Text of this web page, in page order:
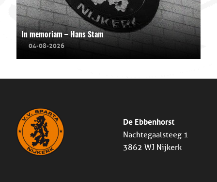
In memoriam – Hans Stam
04-08-2026
De Ebbenhorst
Nachtegaalsteeg 1
3862 WJ Nijkerk